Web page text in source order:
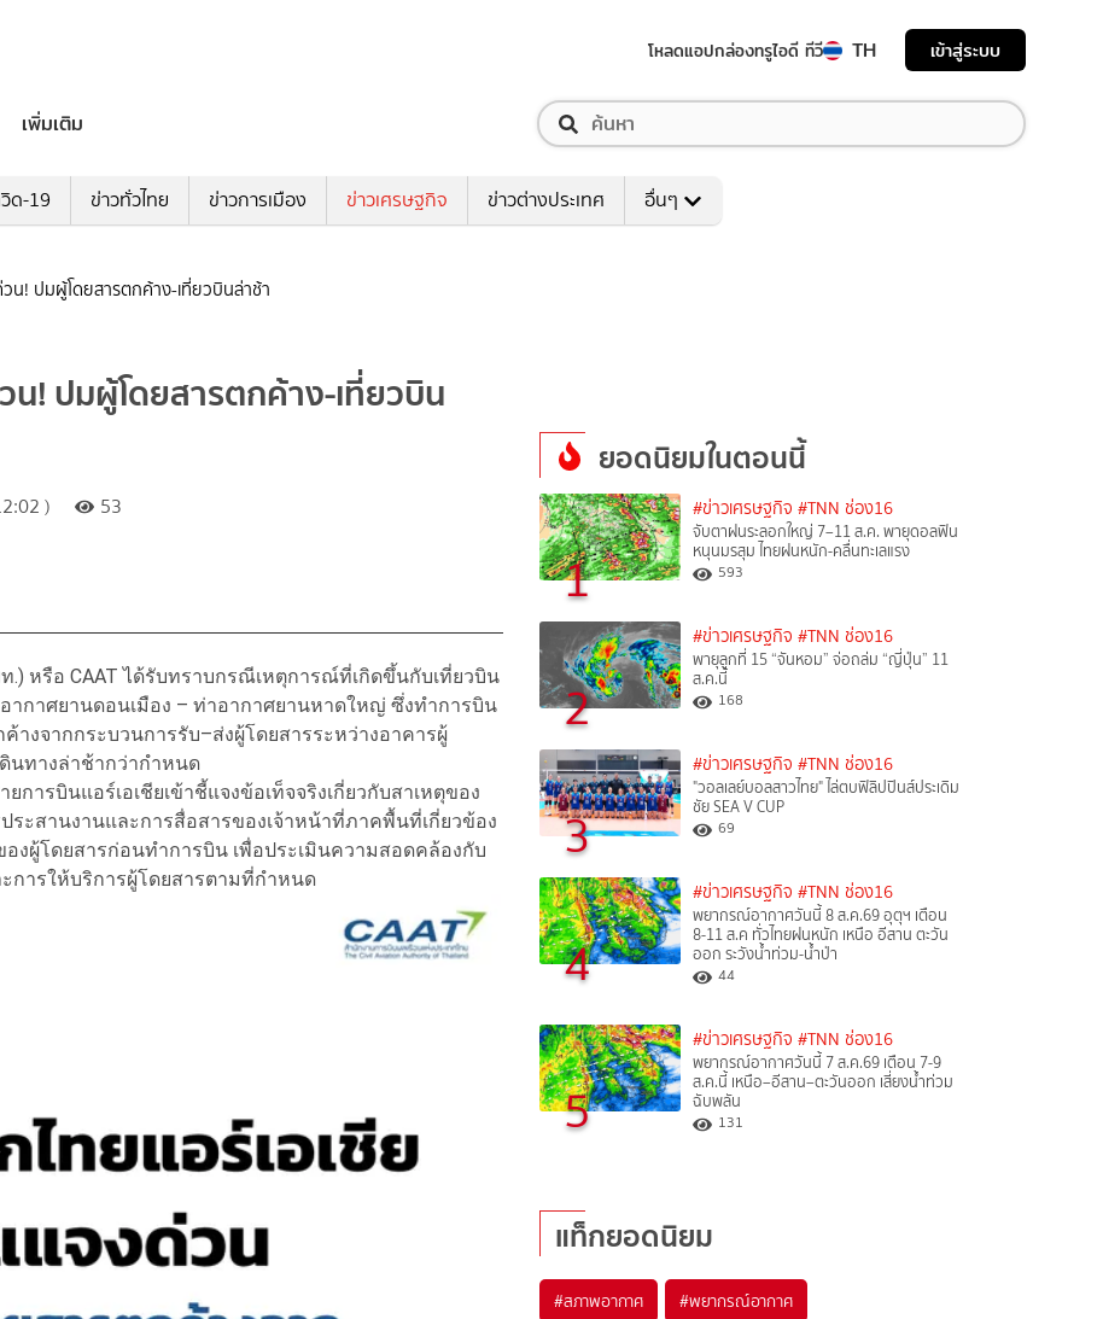
โหลดแอปกล่องทรูไอดี ทีวี TH เข้าสู่ระบบ
เพิ่มเติม
ด-19 ข่าวทั่วไทย ข่าวการเมือง ข่าวเศรษฐกิจ ข่าวต่างประเทศ อื่นๆ
วน! ปมผู้โดยสารตกค้าง-เที่ยวบินล่าช้า
น! ปมผู้โดยสารตกค้าง-เที่ยวบิน
) 53
.) หรือ CAAT ได้รับทราบกรณีเหตุการณ์ที่เกิดขึ้นกับเที่ยวบิน
อากาศยานดอนเมือง – ท่าอากาศยานหาดใหญ่ ซึ่งทำการบิน
งจากกระบวนการรับ–ส่งผู้โดยสารระหว่างอาคารผู้
นทางล่าช้ากว่ากำหนด
การบินแอร์เอเชียเข้าชี้แจงข้อเท็จจริงเกี่ยวกับสาเหตุของ
ระสานงานและการสื่อสารของเจ้าหน้าที่ภาคพื้นที่เกี่ยวข้อง
ผู้โดยสารก่อนทำการบิน เพื่อประเมินความสอดคล้องกับ
ารให้บริการผู้โดยสารตามที่กำหนด
ยอดนิยมในตอนนี้
1
#ข่าวเศรษฐกิจ #TNN ช่อง16
จับตาฝนระลอกใหญ่ 7–11 ส.ค. พายุดอลฟิน
หนุนมรสุม ไทยฝนหนัก-คลื่นทะเลแรง
593
2
#ข่าวเศรษฐกิจ #TNN ช่อง16
พายุลูกที่ 15 “จันหอม” จ่อถล่ม “ญี่ปุ่น” 11
ส.ค.นี้
168
3
#ข่าวเศรษฐกิจ #TNN ช่อง16
"วอลเลย์บอลสาวไทย" ไล่ตบฟิลิปปินส์ประเดิม
ชัย SEA V CUP
69
4
#ข่าวเศรษฐกิจ #TNN ช่อง16
พยากรณ์อากาศวันนี้ 8 ส.ค.69 อุตุฯ เตือน
8-11 ส.ค ทั่วไทยฝนหนัก เหนือ อีสาน ตะวัน
ออก ระวังน้ำท่วม-น้ำป่า
44
5
#ข่าวเศรษฐกิจ #TNN ช่อง16
พยากรณ์อากาศวันนี้ 7 ส.ค.69 เตือน 7-9
ส.ค.นี้ เหนือ–อีสาน–ตะวันออก เสี่ยงน้ำท่วม
ฉับพลัน
131
แท็กยอดนิยม
#สภาพอากาศ #พยากรณ์อากาศ